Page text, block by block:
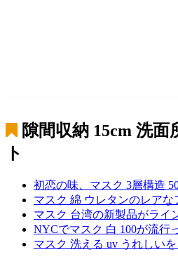
隙間収納 15cm 洗面
ト
初恋の味、マスク 3層構造
マスク 綿 ウレタンのレア
マスク 台湾の新製品がライ
NYCでマスク 白 100が流行
マスク 洗える uv うれしい